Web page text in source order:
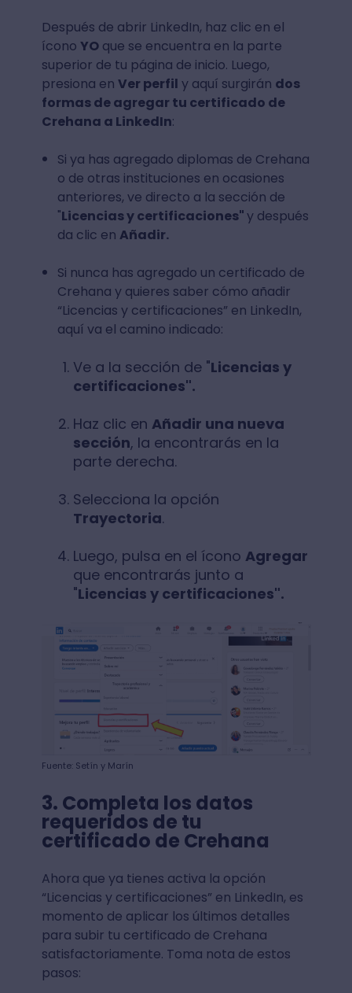
Después de abrir LinkedIn, haz clic en el
ícono YOque se encuentra en la parte
superior de tu página de inicio. Luego,
presiona en Ver perfil y aquí surgirán dos
formas de agregar tu certificado de
Crehana a LinkedIn:
Si ya has agregado diplomas de Crehana
o de otras instituciones en ocasiones
anteriores, ve directo a la sección de
"Licencias y certificaciones"y después
da clic en Añadir.
Si nunca has agregado un certificado de
Crehana y quieres saber cómo añadir
“Licencias y certificaciones” en LinkedIn,
aquí va el camino indicado:
Ve a la sección de "Licencias y
certificaciones".
Haz clic en Añadir una nueva
sección, la encontrarás en la
parte derecha.
Selecciona la opción
Trayectoria.
Luego, pulsa en el ícono Agregar
que encontrarás junto a
"Licencias y certificaciones".
Fuente: Setín y Marín
3. Completa los datos
requeridos de tu
certificado de Crehana
Ahora que ya tienes activa la opción
“Licencias y certificaciones” en LinkedIn, es
momento de aplicar los últimos detalles
para subir tu certificado de Crehana
satisfactoriamente. Toma nota de estos
pasos: